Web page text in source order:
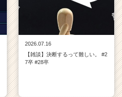
2026.07.16
【雑談】決断するって難しい。 #2
7卒 #28卒